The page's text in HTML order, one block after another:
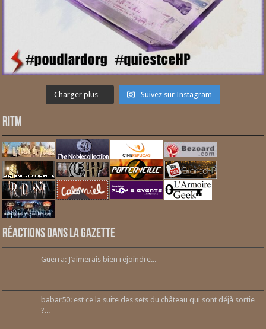
Charger plus… Suivez sur Instagram
RITM
Réactions dans la gazette
Guerra: J’aimerais bien rejoindre...
babar50: est ce la suite des sets du château qui sont déjà sortie
?...